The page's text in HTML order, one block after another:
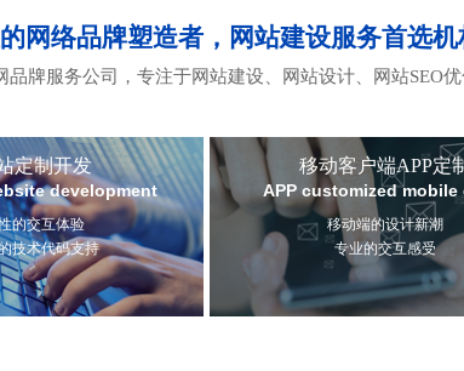
网络品牌塑造者，网站建设服务首选机
牌服务公司，专注于网站建设、网站设计、网站SEO
定制开发
development
的交互体验
技术代码支持
移动客户端APP定
APP customized mobile
移动端的设计新潮
专业的交互感受